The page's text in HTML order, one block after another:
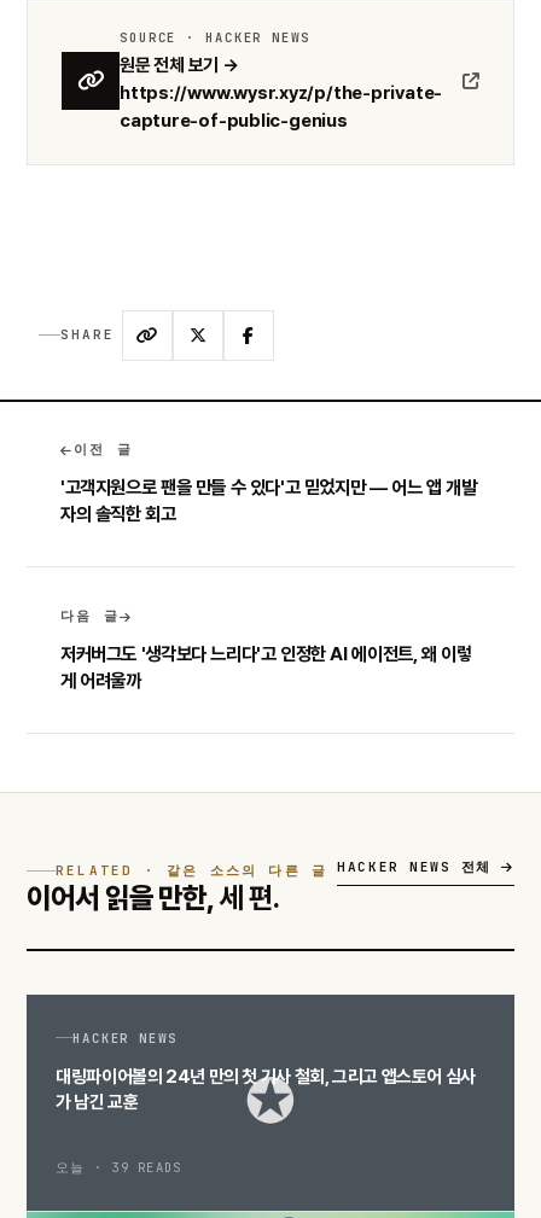
SOURCE · HACKER NEWS
원문 전체 보기 →
https://www.wysr.xyz/p/the-private-
capture-of-public-genius
SHARE
이전 글
'고객지원으로 팬을 만들 수 있다'고 믿었지만 — 어느 앱 개발
자의 솔직한 회고
다음 글
저커버그도 '생각보다 느리다'고 인정한 AI 에이전트, 왜 이렇
게 어려울까
RELATED · 같은 소스의 다른 글
이어서 읽을 만한,세 편.
HACKER NEWS 전체
HACKER NEWS
대링파이어볼의 24년 만의 첫 기사 철회, 그리고 앱스토어 심사
가 남긴 교훈
오늘 · 39 READS